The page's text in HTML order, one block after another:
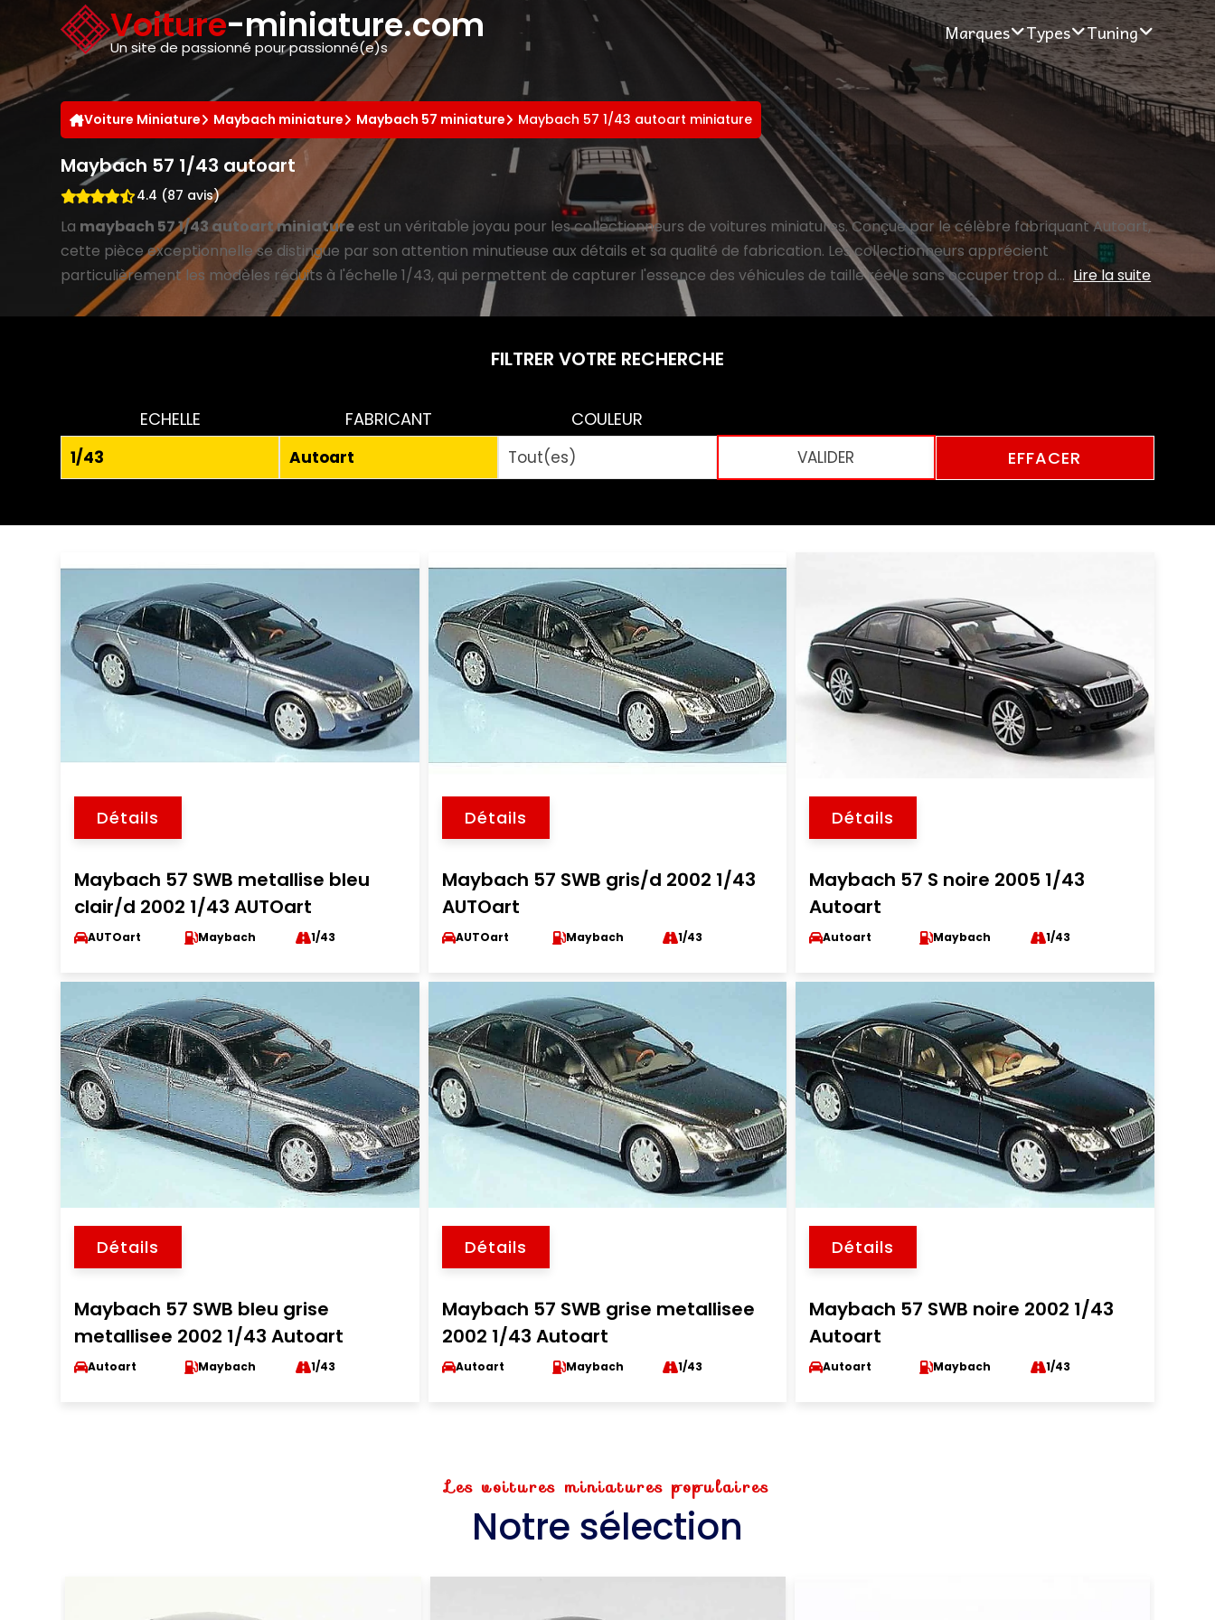
Voiture-miniature.com
Un site de passionné pour passionné(e)s
Marques Types Tuning
Voiture Miniature Maybach miniature Maybach 57 miniature Maybach 57 1/43 autoart miniature
Maybach 57 1/43 autoart
4.4 (87 avis)
La maybach 57 1/43 autoart miniatureest un véritable joyau pour les collectionneurs de voitures miniatures. Conçue par le célèbre fabriquant Autoart,
cette pièce exceptionnelle se distingue par son attention minutieuse aux détails et sa qualité de fabrication. Les collectionneurs apprécient
particulièrement les modèles réduits à l'échelle 1/43, qui permettent de capturer l'essence des véhicules de taille réelle sans occuper trop d... Lire la suite
FILTRER VOTRE RECHERCHE
ECHELLE FABRICANT
COULEUR
EFFACER
Détails
Maybach 57 SWB metallise bleu
clair/d 2002 1/43 AUTOart
AUTOart Maybach 1/43
Détails
Maybach 57 SWB gris/d 2002 1/43
AUTOart
AUTOart Maybach 1/43
Détails
Maybach 57 S noire 2005 1/43
Autoart
Autoart Maybach 1/43
Détails
Maybach 57 SWB bleu grise
metallisee 2002 1/43 Autoart
Autoart Maybach 1/43
Détails
Maybach 57 SWB grise metallisee
2002 1/43 Autoart
Autoart Maybach 1/43
Détails
Maybach 57 SWB noire 2002 1/43
Autoart
Autoart Maybach 1/43
Les voitures miniatures populaires
Notre sélection
Panneau de gestion des cookies